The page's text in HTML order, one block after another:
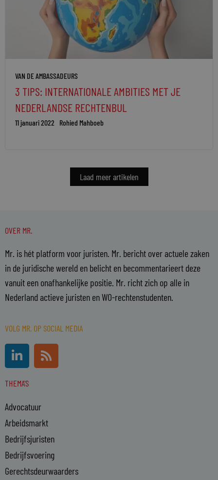
VAN DE AMBASSADEURS
3 TIPS: INTERNATIONALE AMBITIES MET JE
NEDERLANDSE RECHTENBUL
11 januari 2022 Rohied Mahboeb
Laad meer artikelen
OVER MR.
Mr. is hét platform voor juristen. Mr. bericht over actuele zaken
in de juridische wereld en belicht en becommentarieert deze
vanuit een onafhankelijke positie. Mr. richt zich op alle in
Nederland actieve juristen en WO-rechtenstudenten.
VOLG MR. OP SOCIAL MEDIA
L
i
n
k
d
i
n
-
i
n
R
s
s
THEMA'S
Advocatuur
Arbeidsmarkt
Bedrijfsjuristen
Bedrijfsvoering
Gerechtsdeurwaarders